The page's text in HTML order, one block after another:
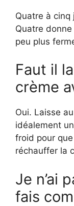
Quatre à cinq
Quatre
peu plus
Faut il
crème
Oui. Laisse
idéalement
froid pour
réchauffer la
Je n’ai
fais